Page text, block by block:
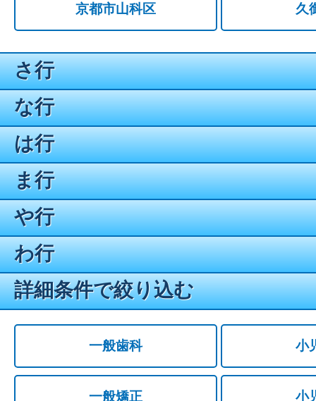
京都市山科区 久
さ行
な行
は行
ま行
や行
わ行
詳細条件で絞り込む
一般歯科 小
一般矯正 小